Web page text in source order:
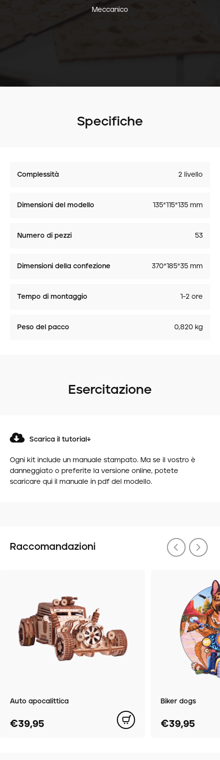
Meccanico
Specifiche
Complessità 2 livello
Dimensioni del modello 135*115*135 mm
Numero di pezzi 53
Dimensioni della confezione 370*185*35 mm
Tempo di montaggio 1-2 ore
Peso del pacco 0,820 kg
Esercitazione
Scarica il tutorial↓
Ogni kit include un manuale stampato. Ma se il vostro è
danneggiato o preferite la versione online, potete
scaricare qui il manuale in pdf del modello.
Raccomandazioni
Auto apocalittica
€39,95
Biker dogs
€39,95